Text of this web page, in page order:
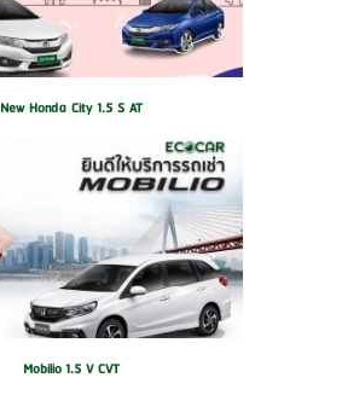
New Honda City 1.5 S AT
Mobilio 1.5 V CVT